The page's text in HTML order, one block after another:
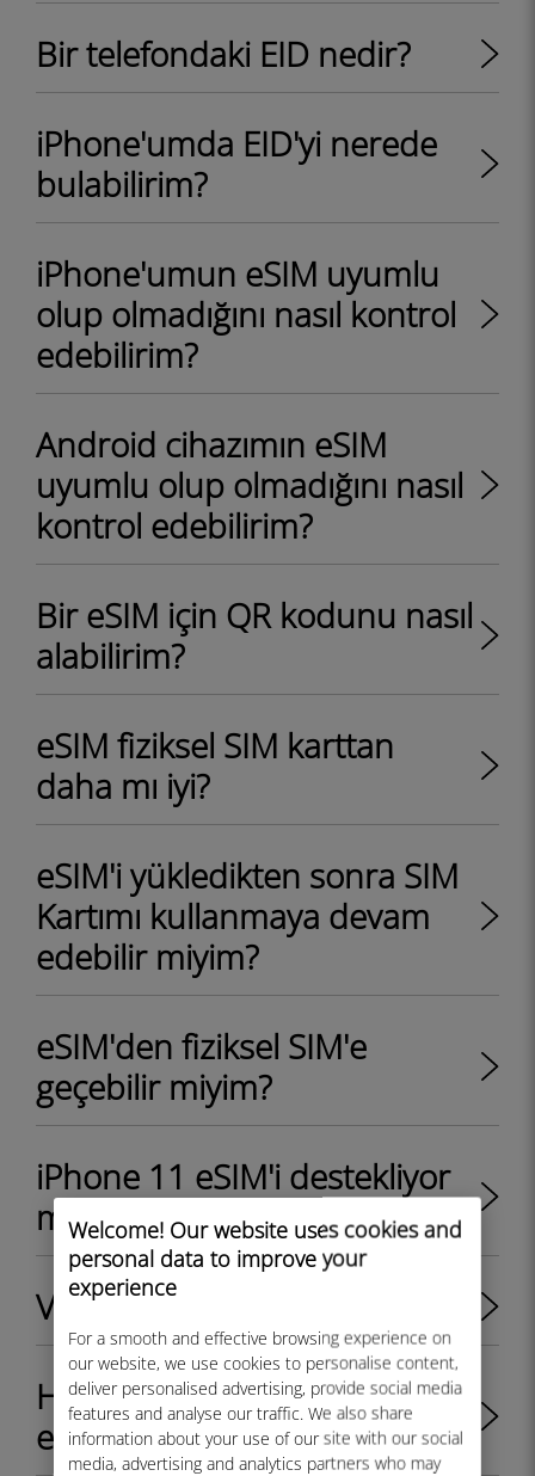
Welcome! Our website uses cookies and
personal data to improve your
experience
For a smooth and effective browsing experience on
our website, we use cookies to personalise content,
deliver personalised advertising, provide social media
features and analyse our traffic. We also share
information about your use of our site with our social
media, advertising and analytics partners who may
Bir telefondaki EID nedir?
iPhone'umda EID'yi nerede
bulabilirim?
iPhone'umun eSIM uyumlu
olup olmadığını nasıl kontrol
edebilirim?
Android cihazımın eSIM
uyumlu olup olmadığını nasıl
kontrol edebilirim?
Bir eSIM için QR kodunu nasıl
alabilirim?
eSIM fiziksel SIM karttan
daha mı iyi?
eSIM'i yükledikten sonra SIM
Kartımı kullanmaya devam
edebilir miyim?
eSIM'den fiziksel SIM'e
geçebilir miyim?
iPhone 11 eSIM'i destekliyor
mu?
Veriler nasıl kaydedilir
Hangi Samsung cihazları
eSIM uyumludur?